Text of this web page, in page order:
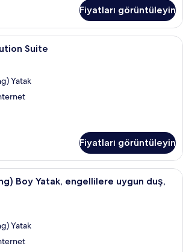
Fiyatları görüntüleyin
Odada kasa, masa, ütü/ütü masası,
Suite
Yatak
Fiyatları görüntüleyin
Odada kasa, masa, ütü/ütü masası,
Boy Yatak, engellilere uygun duş,
Yatak